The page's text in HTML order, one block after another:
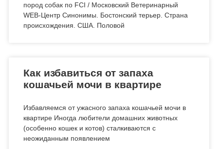
пород собак по FCI / Московский Ветеринарный
WEB-Центр Синонимы. Бостонский терьер. Страна
происхождения. США. Половой
Как избавиться от запаха
кошачьей мочи в квартире
Избавляемся от ужасного запаха кошачьей мочи в
квартире Иногда любители домашних животных
(особенно кошек и котов) сталкиваются с
неожиданным появлением